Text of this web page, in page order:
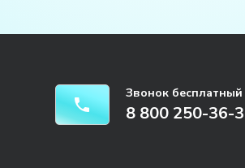
Звонок бесплатный
8 800 250-36-